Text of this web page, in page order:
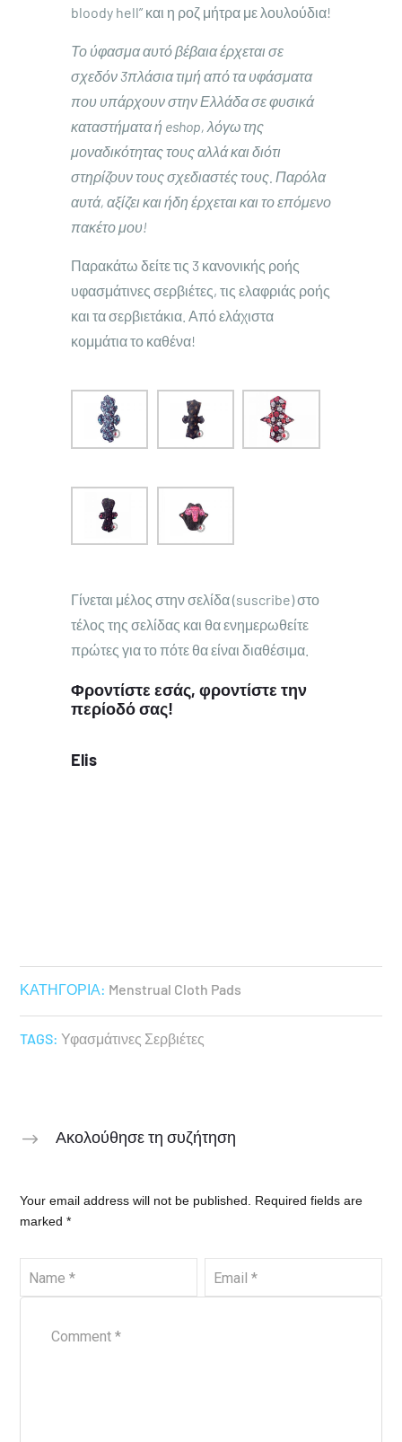
bloody hell” και η ροζ μήτρα με λουλούδια!
Το ύφασμα αυτό βέβαια έρχεται σε
σχεδόν 3πλάσια τιμή από τα υφάσματα
που υπάρχουν στην Ελλάδα σε φυσικά
καταστήματα ή eshop, λόγω της
μοναδικότητας τους αλλά και διότι
στηρίζουν τους σχεδιαστές τους. Παρόλα
αυτά, αξίζει και ήδη έρχεται και το επόμενο
πακέτο μου!
Παρακάτω δείτε τις 3 κανονικής ροής
υφασμάτινες σερβιέτες, τις ελαφριάς ροής
και τα σερβιετάκια. Από ελάχιστα
κομμάτια το καθένα!
Γίνεται μέλος στην σελίδα (suscribe) στο
τέλος της σελίδας και θα ενημερωθείτε
πρώτες για το πότε θα είναι διαθέσιμα.
Φροντίστε εσάς, φροντίστε την
περίοδό σας!
Elis
ΚΑΤΗΓΟΡΙΑ: Menstrual Cloth Pads
TAGS:Υφασμάτινες Σερβιέτες
Ακολούθησε τη συζήτηση
Your email address will not be published. Required fields are
marked*
Name* Email*
Comment*